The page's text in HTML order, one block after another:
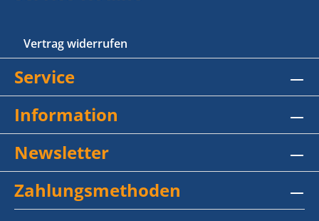
Vertrag widerrufen
Service
Information
Newsletter
Zahlungsmethoden